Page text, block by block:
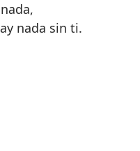
nada sin ti.